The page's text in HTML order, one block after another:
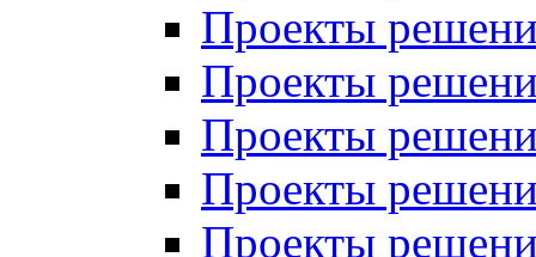
Проекты
Проекты
Проекты
Проекты
Проекты